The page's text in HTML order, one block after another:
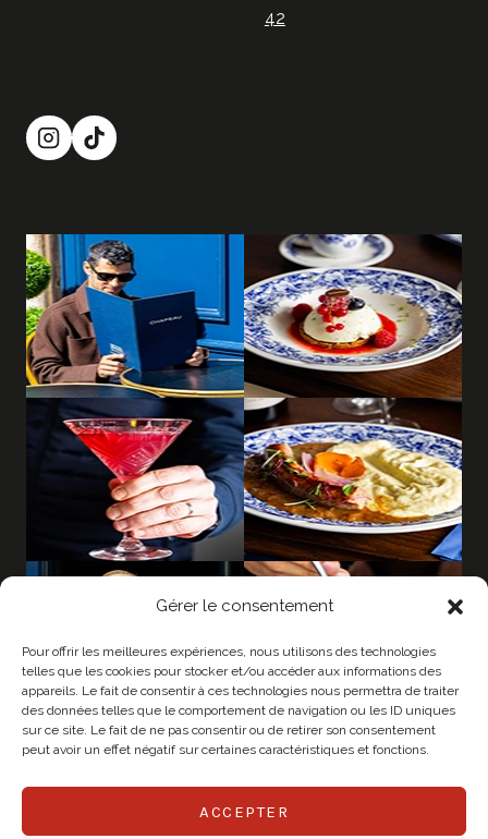
Gérer le consentement
Pour offrir les meilleures expériences, nous utilisons des technologies
telles que les cookies pour stocker et/ou accéder aux informations des
appareils. Le fait de consentir à ces technologies nous permettra de traiter
des données telles que le comportement de navigation ou les ID uniques
sur ce site. Le fait de ne pas consentir ou de retirer son consentement
peut avoir un effet négatif sur certaines caractéristiques et fonctions.
ACCEPTER
42
© 2026 CHAPEAU